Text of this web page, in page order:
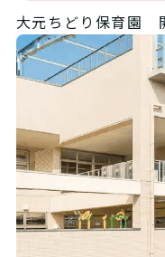
大元ちどり保育園